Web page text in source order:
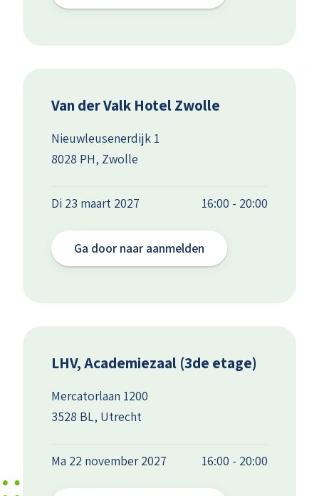
Van der Valk Hotel Zwolle
Nieuwleusenerdijk 1
8028 PH, Zwolle
Di 23 maart 2027 16:00 - 20:00
Ga door naar aanmelden
LHV, Academiezaal (3de etage)
Mercatorlaan 1200
3528 BL, Utrecht
Ma 22 november 2027 16:00 - 20:00